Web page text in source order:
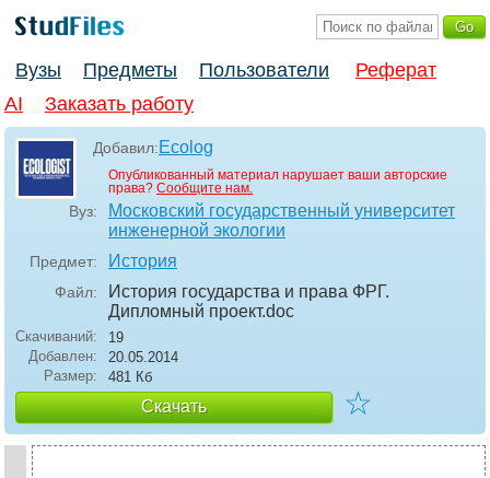
Вузы Предметы Пользователи
Реферат
AI
Заказать работу
Добавил:Ecolog
Опубликованный материал нарушает ваши авторские
права? Сообщите нам.
Вуз:
Московский государственный университет
инженерной экологии
Предмет: История
Файл:
История государства и права ФРГ.
Дипломный проект.doc
Скачиваний:
19
Добавлен:
20.05.2014
Размер:
481 Кб
Скачать ☆